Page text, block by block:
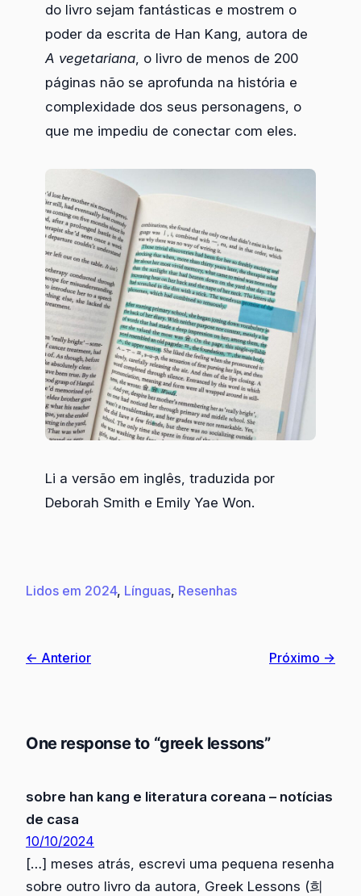
do livro sejam fantásticas e mostrem o
poder da escrita de Han Kang, autora de
A vegetariana , o livro de menos de 200
páginas não se aprofunda na história e
complexidade dos seus personagens, o
que me impediu de conectar com eles.
Li a versão em inglês, traduzida por
Deborah Smith e Emily Yae Won.
Lidos em 2024, Línguas, Resenhas
← Anterior Próximo →
One response to “greek lessons”
sobre han kang e literatura coreana – notícias
de casa
10/10/2024
[…] meses atrás, escrevi uma pequena resenha
sobre outro livro da autora, Greek Lessons (희